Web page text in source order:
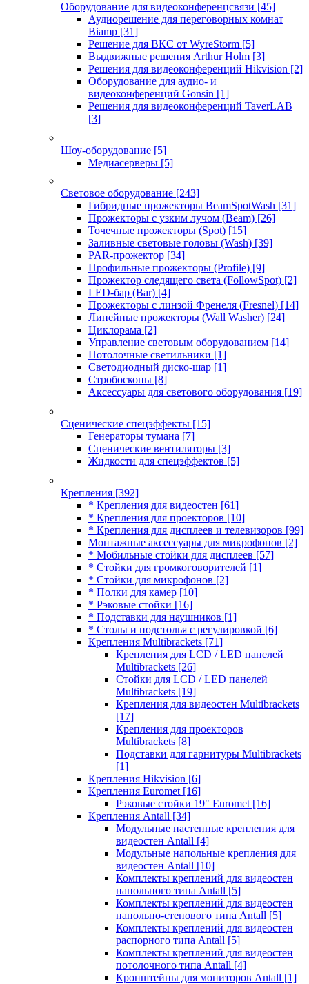
Оборудование для видеоконференцсвязи [45]
Аудиорешение для переговорных комнат
Biamp [31]
Решение для ВКС от WyreStorm [5]
Выдвижные решения Arthur Holm [3]
Решения для видеоконференций Hikvision [2]
Оборудование для аудио- и
видеоконференций Gonsin [1]
Решения для видеоконференций TaverLAB
[3]
Шоу-оборудование [5]
Медиасерверы [5]
Световое оборудование [243]
Гибридные прожекторы BeamSpotWash [31]
Прожекторы с узким лучом (Beam) [26]
Точечные прожекторы (Spot) [15]
Заливные световые головы (Wash) [39]
PAR-прожектор [34]
Профильные прожекторы (Profile) [9]
Прожектор следящего света (FollowSpot) [2]
LED-бар (Bar) [4]
Прожекторы с линзой Френеля (Fresnel) [14]
Линейные прожекторы (Wall Washer) [24]
Циклорама [2]
Управление световым оборудованием [14]
Потолочные светильники [1]
Светодиодный диско-шар [1]
Стробоскопы [8]
Аксессуары для светового оборудования [19]
Сценические спецэффекты [15]
Генераторы тумана [7]
Сценические вентиляторы [3]
Жидкости для спецэффектов [5]
Крепления [392]
* Крепления для видеостен [61]
* Крепления для проекторов [10]
* Крепления для дисплеев и телевизоров [99]
Монтажные аксессуары для микрофонов [2]
* Мобильные стойки для дисплеев [57]
* Стойки для громкоговорителей [1]
* Стойки для микрофонов [2]
* Полки для камер [10]
* Рэковые стойки [16]
* Подставки для наушников [1]
* Столы и подстолья с регулировкой [6]
Крепления Multibrackets [71]
Крепления для LCD / LED панелей
Multibrackets [26]
Стойки для LCD / LED панелей
Multibrackets [19]
Крепления для видеостен Multibrackets
[17]
Крепления для проекторов
Multibrackets [8]
Подставки для гарнитуры Multibrackets
[1]
Крепления Hikvision [6]
Крепления Euromet [16]
Рэковые стойки 19" Euromet [16]
Крепления Antall [34]
Модульные настенные крепления для
видеостен Antall [4]
Модульные напольные крепления для
видеостен Antall [10]
Комплекты креплений для видеостен
напольного типа Antall [5]
Комплекты креплений для видеостен
напольно-стенового типа Antall [5]
Комплекты креплений для видеостен
распорного типа Antall [5]
Комплекты креплений для видеостен
потолочного типа Antall [4]
Кронштейны для мониторов Antall [1]